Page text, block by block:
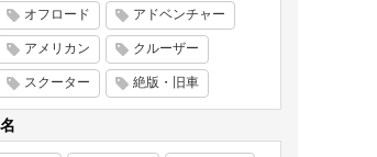
オフロード アドベンチャー
アメリカン クルーザー
スクーター 絶版・旧車